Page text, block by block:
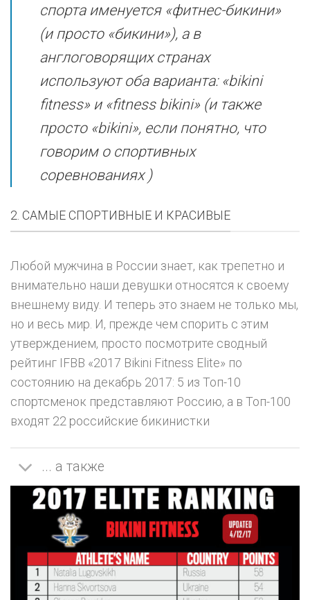
спорта именуется «фитнес-бикини»
(и просто «бикини»), а в
англоговорящих странах
используют оба варианта: «bikini
fitness» и «fitness bikini» (и также
просто «bikini», если понятно, что
говорим о спортивных
соревнованиях )
2. САМЫЕ СПОРТИВНЫЕ И КРАСИВЫЕ
Любой мужчина в России знает, как трепетно и
внимательно наши девушки относятся к своему
внешнему виду. И теперь это знаем не только мы,
но и весь мир. И, прежде чем спорить с этим
утверждением, просто посмотрите сводный
рейтинг IFBB «2017 Bikini Fitness Elite» по
состоянию на декабрь 2017: 5 из Топ-10
спортсменок представляют Россию, а в Топ-100
входят 22 российские бикинистки
... а также